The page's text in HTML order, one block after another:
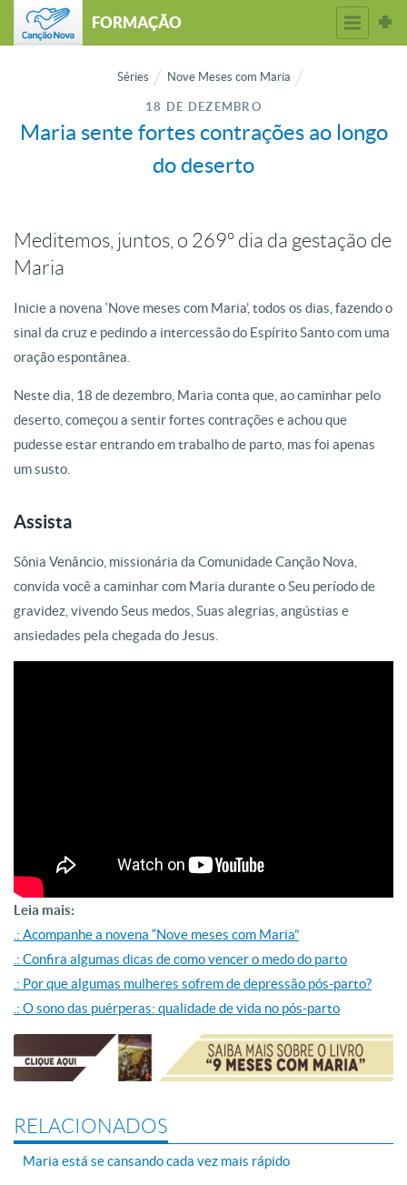
FORMAÇÃO
Séries Nove Meses com Maria
18 DE DEZEMBRO
Maria sente fortes contrações ao longo
do deserto
Meditemos, juntos, o 269º dia da gestação de
Maria
Inicie a novena ‘Nove meses com Maria’, todos os dias, fazendo o
sinal da cruz e pedindo a intercessão do Espírito Santo com uma
oração espontânea.
Neste dia, 18 de dezembro, Maria conta que, ao caminhar pelo
deserto, começou a sentir fortes contrações e achou que
pudesse estar entrando em trabalho de parto, mas foi apenas
um susto.
Assista
Sônia Venâncio, missionária da Comunidade Canção Nova,
convida você a caminhar com Maria durante o Seu período de
gravidez, vivendo Seus medos, Suas alegrias, angústias e
ansiedades pela chegada do Jesus.
Leia mais:
.: Acompanhe a novena “Nove meses com Maria”
.: Confira algumas dicas de como vencer o medo do parto
.: Por que algumas mulheres sofrem de depressão pós-parto?
.: O sono das puérperas: qualidade de vida no pós-parto
RELACIONADOS
Maria está se cansando cada vez mais rápido